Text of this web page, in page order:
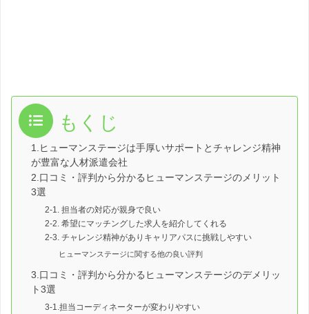
もくじ
1.ヒューマンステージは手厚いサポートとチャレンジ精神
が豊富な人材派遣会社
2.口コミ・評判から分かるヒューマンステージのメリット
3選
2-1. 担当者の対応が親身で良い
2-2. 希望にマッチングした求人を紹介してくれる
2-3. チャレンジ精神がありキャリアパスに挑戦しやすい
ヒューマンステージに関する他の良い評判
3.口コミ・評判から分かるヒューマンステージのデメリッ
ト3選
3-1.担当コーディネーターが変わりやすい